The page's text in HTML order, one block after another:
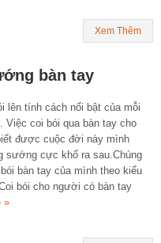
Xem Thêm
bàn tay
lên tính cách nổi bật của mỗi
Việc coi bói qua bàn tay cho
được cuộc đời này mình
sướng cực khổ ra sau.Chúng
bàn tay của mình theo kiểu
bói cho người có bàn tay
»